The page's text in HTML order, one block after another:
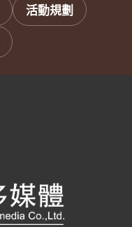
活動規劃